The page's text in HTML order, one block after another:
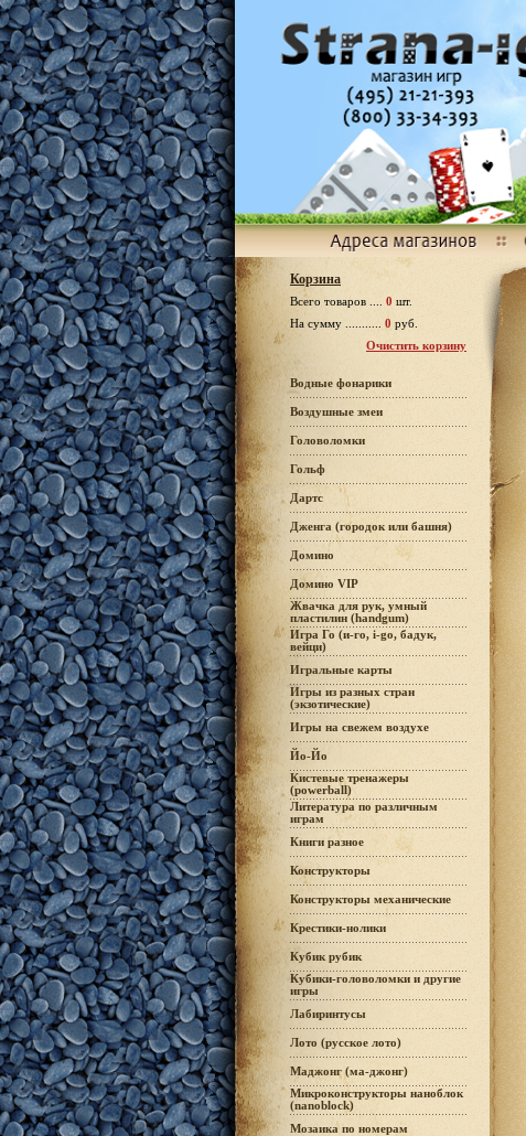
Корзина
Всего товаров .... 0 шт.
На сумму ........... 0 руб.
Очистить корзину
Водные фонарики
Воздушные змеи
Головоломки
Гольф
Дартс
Дженга (городок или башня)
Домино
Домино VIP
Жвачка для рук, умный
пластилин (handgum)
Игра Го (и-го, i-go, бадук,
вейци)
Игральные карты
Игры из разных стран
(экзотические)
Игры на свежем воздухе
Йо-Йо
Кистевые тренажеры
(powerball)
Литература по различным
играм
Книги разное
Конструкторы
Конструкторы механические
Крестики-нолики
Кубик рубик
Кубики-головоломки и другие
игры
Лабиринтусы
Лото (русское лото)
Маджонг (ма-джонг)
Микроконструкторы наноблок
(nanoblock)
Мозаика по номерам